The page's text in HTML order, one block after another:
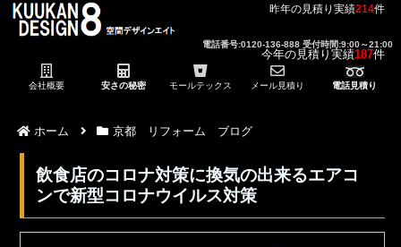
昨年の見積り実績214件
今年の見積り実績187件
電話番号:0120-136-888 受付時間:9:00～21:00
会社概要 安さの秘密 モールテックス メール見積り 電話見積り
ホーム 京都 リフォーム ブログ
飲食店のコロナ対策に換気の出来るエアコ
ンで新型コロナウイルス対策